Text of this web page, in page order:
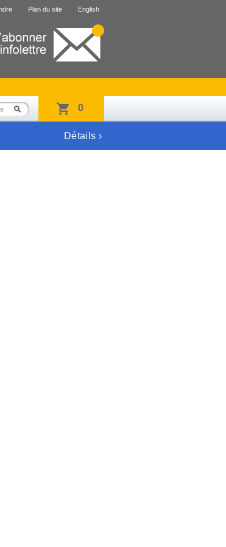
Plan du site English
0
Détails ›